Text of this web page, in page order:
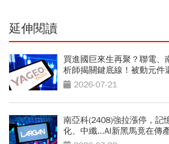
延伸閱讀
買進國巨來生再聚？聯電、
析師揭關鍵底線！被動元件
是接刀
2026-07-21
南亞科(2408)強拉漲停，記
化、中纖...AI新黑馬竟在傳